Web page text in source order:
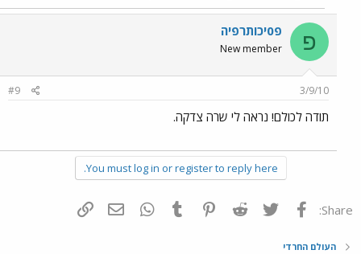
פ פ0יכותרפיה
New member
3/9/10
#9
תודה לכולם! נראה לי שרה צדקה.
You must log in or register to reply here.
Share: פייסבוק Twitter
Reddit
Pinterest
Tumblr
WhatsAppדואר אלקטרוני
העולם החרדי